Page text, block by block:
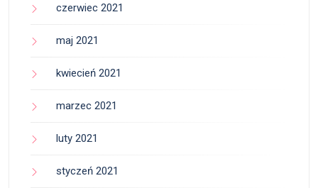
czerwiec 2021
maj 2021
kwiecień 2021
marzec 2021
luty 2021
styczeń 2021